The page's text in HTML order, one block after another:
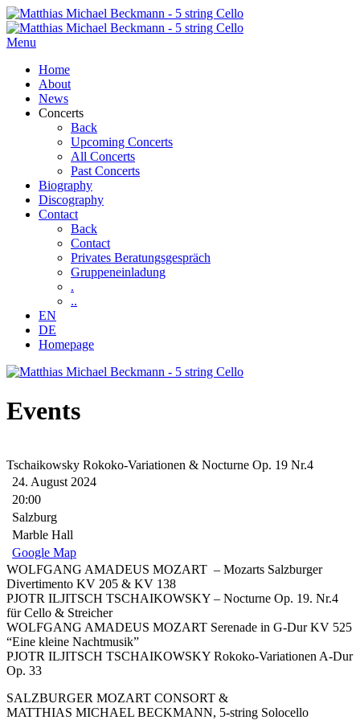
Menu
Home
About
News
Concerts
Back
Upcoming Concerts
All Concerts
Past Concerts
Biography
Discography
Contact
Back
Contact
Privates Beratungsgespräch
Gruppeneinladung
.
..
EN
DE
Homepage
Events
Tschaikowsky Rokoko-Variationen & Nocturne Op. 19 Nr.4
24. August 2024
20:00
Salzburg
Marble Hall
Google Map
WOLFGANG AMADEUS MOZART – Mozarts Salzburger
Divertimento KV 205 & KV 138
PJOTR ILJITSCH TSCHAIKOWSKY – Nocturne Op. 19. Nr.4
für Cello & Streicher
WOLFGANG AMADEUS MOZART Serenade in G-Dur KV 525
“Eine kleine Nachtmusik”
PJOTR ILJITSCH TSCHAIKOWSKY Rokoko-Variationen A-Dur
Op. 33
SALZBURGER MOZART CONSORT &
MATTHIAS MICHAEL BECKMANN, 5-string Solocello